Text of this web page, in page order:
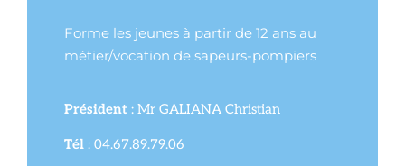
Forme les jeunes à partir de 12 ans au
métier/vocation de sapeurs-pompiers
Président : Mr GALIANA Christian
Tél : 04.67.89.79.06